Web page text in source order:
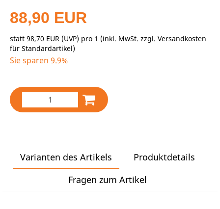
88,90 EUR
statt 98,70 EUR (UVP) pro 1 (inkl. MwSt. zzgl. Versandkosten
für Standardartikel)
Sie sparen 9.9%
Varianten des Artikels
Produktdetails
Fragen zum Artikel